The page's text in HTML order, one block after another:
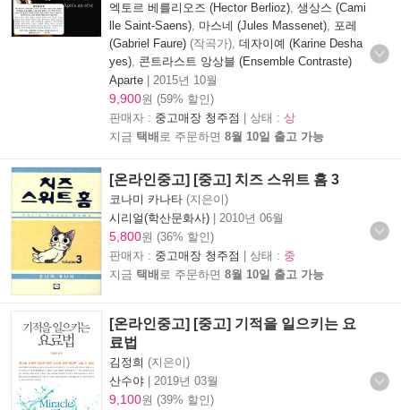
엑토르 베를리오즈 (Hector Berlioz), 생상스 (Cami
lle Saint-Saens), 마스네 (Jules Massenet), 포레
(Gabriel Faure) (작곡가), 데자이예 (Karine Desha
yes), 콘트라스트 앙상블 (Ensemble Contraste)
Aparte
2015년 10월
9,900원 (59% 할인)
판매자 : 중고매장 청주점 | 상태 : 상
지금 택배 로 주문하면 8월 10일 출고 가능
[온라인중고] [중고] 치즈 스위트 홈 3
코나미 카나타 (지은이)
시리얼(학산문화사)
2010년 06월
5,800원 (36% 할인)
판매자 : 중고매장 청주점 | 상태 : 중
지금 택배 로 주문하면 8월 10일 출고 가능
[온라인중고] [중고] 기적을 일으키는 요
료법
김정희 (지은이)
산수야
2019년 03월
9,100원 (39% 할인)